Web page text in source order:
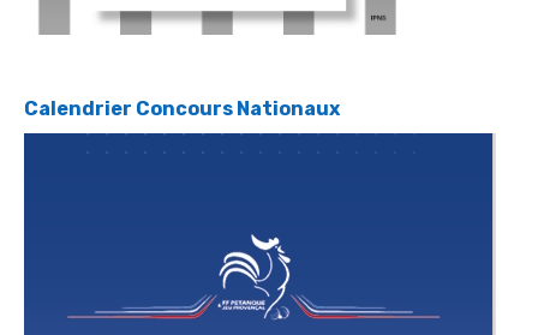
Calendrier Concours Nationaux